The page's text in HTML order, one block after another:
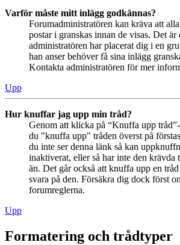
Varför måste mitt inlägg godkännas?
Forumadministratören kan kräva att
postar i granskas innan de visas. Det
administratören har placerat dig i en
han anser behöver få sina inlägg
Kontakta administratören för mer
Upp
Hur knuffar jag upp min tråd?
Genom att klicka på “Knuffa upp
du "knuffa upp" tråden överst på
du inte ser denna länk så kan
inaktiverat, eller så har inte den krävda
än. Det går också att knuffa upp en
svara på den. Försäkra dig dock först
forumreglerna.
Upp
Formatering och trådtyper